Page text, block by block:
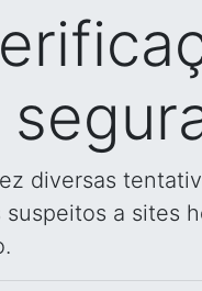
diversas
suspeitos a sites